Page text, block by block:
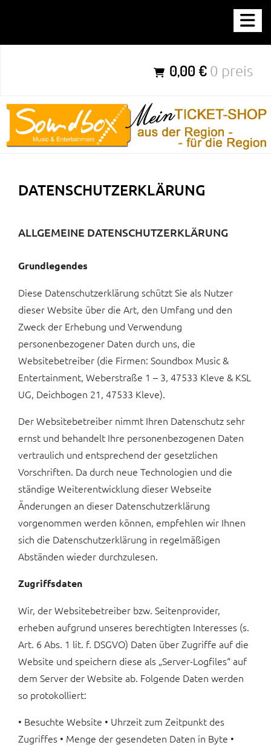
springen
Parties für Jung & Alt aus der Region – für die Region
0,00 € 0 preis
DATENSCHUTZERKLÄRUNG
ALLGEMEINE DATENSCHUTZERKLÄRUNG
Grundlegendes
Diese Datenschutzerklärung schützt Sie als Nutzer
dieser Website über die Art, den Umfang und den
Zweck der Erhebung und Verwendung
personenbezogener Daten durch uns, die
Websitebetreiber (die Firmen: Soundbox Music &
Entertainment, Weberstraße 1 – 3, 47533 Kleve & KSL
UG, Deichbogen 21, 47533 Kleve).
Der Websitebetreiber nimmt Ihren Datenschutz sehr
ernst und behandelt Ihre personenbezogenen Daten
vertraulich und entsprechend der gesetzlichen
Vorschriften. Da durch neue Technologien und die
ständige Weiterentwicklung dieser Webseite
Änderungen an dieser Datenschutzerklärung
vorgenommen werden können, empfehlen wir Ihnen
sich die Datenschutzerklärung in regelmäßigen
Abständen wieder durchzulesen.
Zugriffsdaten
Wir, der Websitebetreiber bzw. Seitenprovider,
erheben aufgrund unseres berechtigten Interesses (s.
Art. 6 Abs. 1 lit. f. DSGVO) Daten über Zugriffe auf die
Website und speichern diese als „Server-Logfiles“ auf
dem Server der Website ab. Folgende Daten werden
so protokolliert:
• Besuchte Website • Uhrzeit zum Zeitpunkt des
Zugriffes • Menge der gesendeten Daten in Byte •